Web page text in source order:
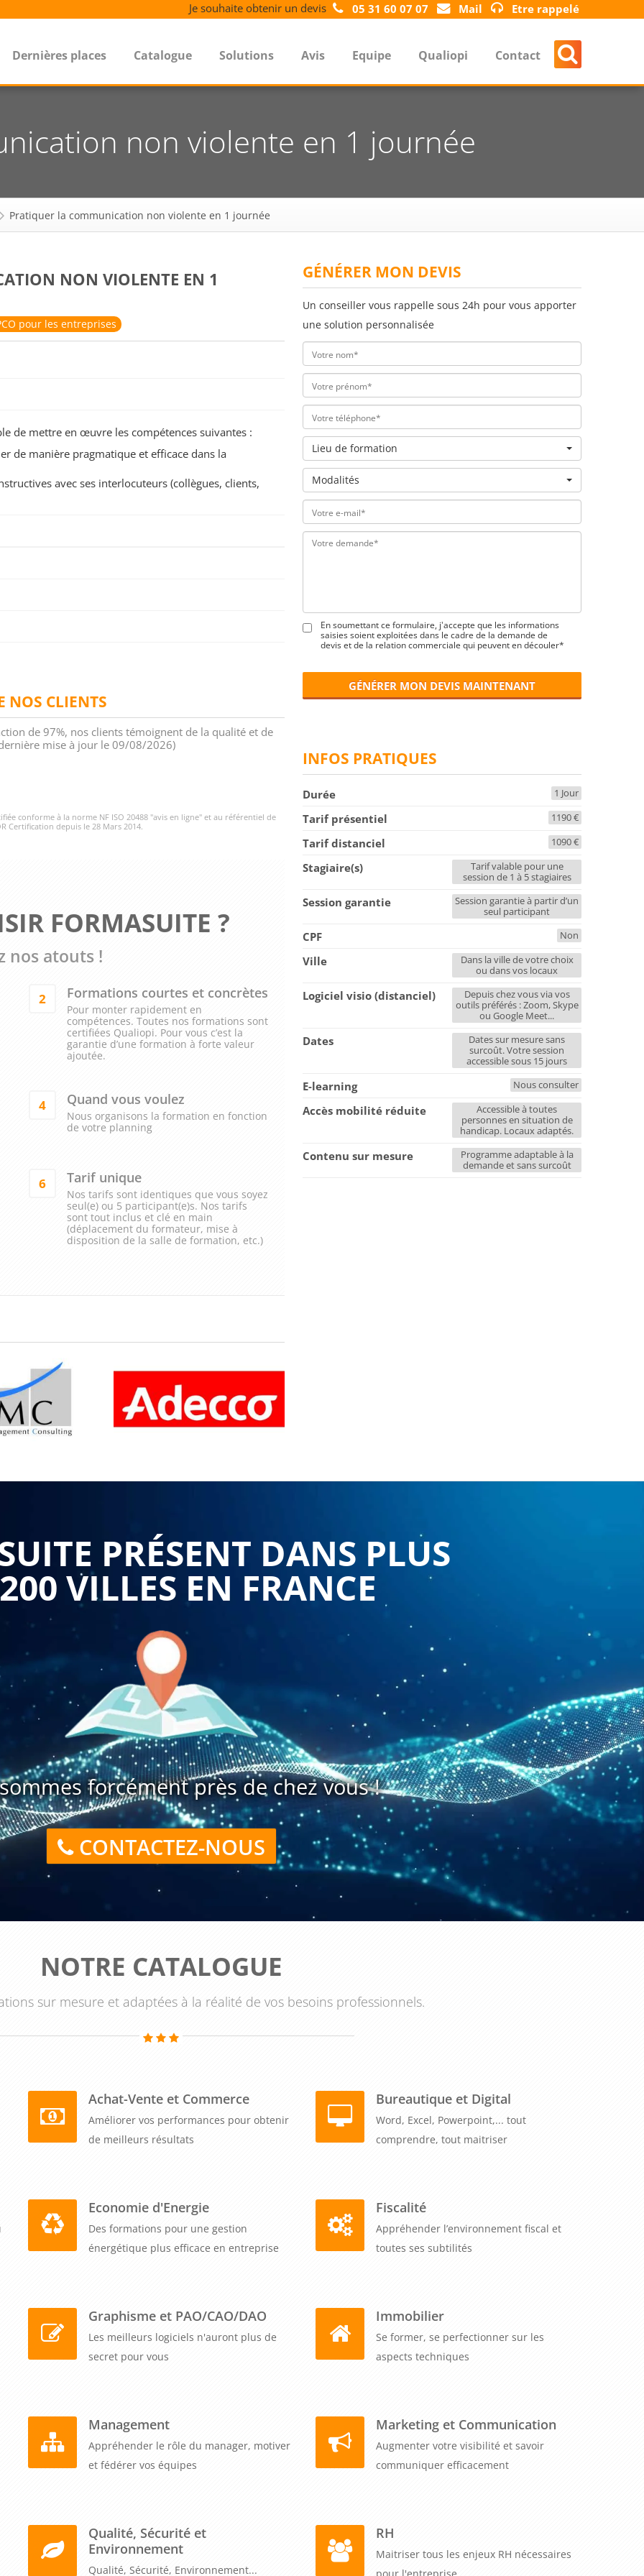
Je souhaite obtenir un devis 05 31 60 07 07 Mail Etre rappelé
Dernières places Catalogue Solutions Avis Equipe Qualiopi Contact
non violente en 1 journée
Pratiquer la communication non violente en 1 journée
NON VIOLENTE EN 1
pour les entreprises
de mettre en œuvre les compétences suivantes :
de manière pragmatique et efficace dans la
avec ses interlocuteurs (collègues, clients,
NOS CLIENTS
de 97%, nos clients témoignent de la qualité et de
mise à jour le 09/08/2026)
conforme à la norme NF ISO 20488 "avis en ligne" et au référentiel de
Certification depuis le 28 Mars 2014.
FORMASUITE ?
nos atouts !
2 Formations courtes et concrètes
Pour monter rapidement en
compétences. Toutes nos formations sont
certifiées Qualiopi. Pour vous c’est la
garantie d’une formation à forte valeur
ajoutée.
4 Quand vous voulez
Nous organisons la formation en fonction
de votre planning
6 Tarif unique
Nos tarifs sont identiques que vous soyez
seul(e) ou 5 participant(e)s. Nos tarifs
sont tout inclus et clé en main
(déplacement du formateur, mise à
disposition de la salle de formation, etc.)
GÉNÉRER MON DEVIS
Un conseiller vous rappelle sous 24h pour vous apporter
une solution personnalisée
Lieu de formation
Modalités
En soumettant ce formulaire, j'accepte que les informations
saisies soient exploitées dans le cadre de la demande de
devis et de la relation commerciale qui peuvent en découler*
GÉNÉRER MON DEVIS MAINTENANT
INFOS PRATIQUES
Durée 1 Jour
Tarif présentiel 1190 €
Tarif distanciel 1090 €
Stagiaire(s)
Tarif valable pour une
session de 1 à 5 stagiaires
Session garantie
Session garantie à partir d’un
seul participant
CPF Non
Ville
Dans la ville de votre choix
ou dans vos locaux
Logiciel visio (distanciel)
Depuis chez vous via vos
outils préférés : Zoom, Skype
ou Google Meet...
Dates
Dates sur mesure sans
surcoût. Votre session
accessible sous 15 jours
E-learning Nous consulter
Accès mobilité réduite
Accessible à toutes
personnes en situation de
handicap. Locaux adaptés.
Contenu sur mesure
Programme adaptable à la
demande et sans surcoût
PRÉSENT DANS PLUS
VILLES EN FRANCE
forcément près de chez vous !
CONTACTEZ-NOUS
NOTRE CATALOGUE
sur mesure et adaptées à la réalité de vos besoins professionnels.
Achat-Vente et Commerce
Améliorer vos performances pour obtenir
de meilleurs résultats
Bureautique et Digital
Word, Excel, Powerpoint,... tout
comprendre, tout maitriser
Economie d'Energie
Des formations pour une gestion
énergétique plus efficace en entreprise
Fiscalité
Appréhender l’environnement fiscal et
toutes ses subtilités
Graphisme et PAO/CAO/DAO
Les meilleurs logiciels n'auront plus de
secret pour vous
Immobilier
Se former, se perfectionner sur les
aspects techniques
Management
Appréhender le rôle du manager, motiver
et fédérer vos équipes
Marketing et Communication
Augmenter votre visibilité et savoir
communiquer efficacement
Qualité, Sécurité et
Environnement
Qualité, Sécurité, Environnement...
RH
Maitriser tous les enjeux RH nécessaires